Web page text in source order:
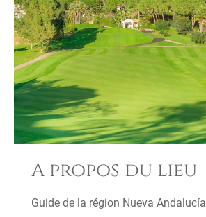
A propos du lieu
Guide de la région Nueva Andalucía